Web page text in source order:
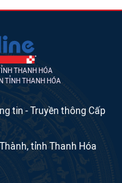
THANH HÓA
TỈNH THANH HÓA
tin - Truyền thông Cấp
tỉnh Thanh Hóa